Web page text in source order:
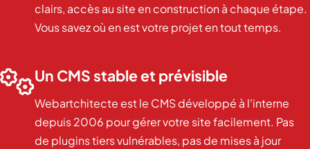
clairs, accès au site en construction à chaque étape.
Vous savez où en est votre projet en tout temps.
Un CMS stable et prévisible
Webartchitecte est le CMS développé à l'interne
depuis 2006 pour gérer votre site facilement. Pas
de plugins tiers vulnérables, pas de mises à jour